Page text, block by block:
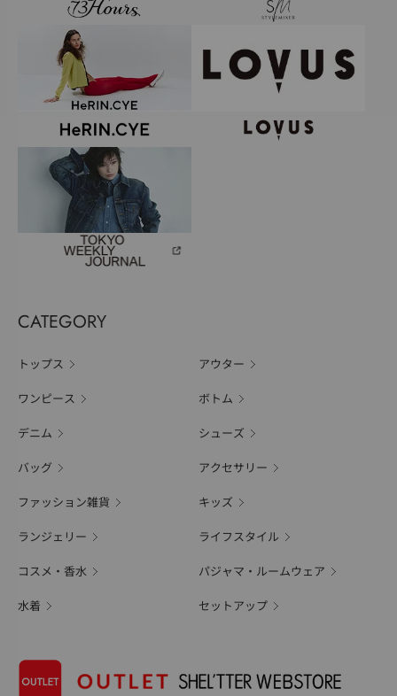
CATEGORY
トップス アウター
ワンピース ボトム
デニム シューズ
バッグ アクセサリー
ファッション雑貨 キッズ
ランジェリー ライフスタイル
コスメ・香水 パジャマ・ルームウェア
水着 セットアップ